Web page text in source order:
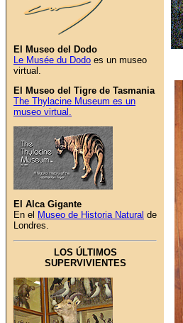
El Museo del Dodo
Le Musée du Dodo es un museo
virtual.
El Museo del Tigre de Tasmania
The Thylacine Museum es un
museo virtual.
El Alca Gigante
En el Museo de Historia Natural de
Londres.
LOS ÚLTIMOS
SUPERVIVIENTES